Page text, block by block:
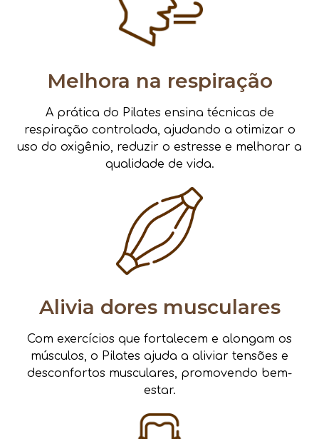
Melhora na respiração
A prática do Pilates ensina técnicas de
respiração controlada, ajudando a otimizar o
uso do oxigênio, reduzir o estresse e melhorar a
qualidade de vida.
Alivia dores musculares
Com exercícios que fortalecem e alongam os
músculos, o Pilates ajuda a aliviar tensões e
desconfortos musculares, promovendo bem-
estar.